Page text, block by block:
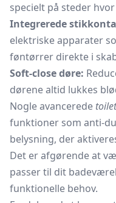
specielt på steder
Integrerede
elektriske apparater
føntørrer direkte i
Soft-close døre:
dørene altid lukkes
Nogle avancerede
funktioner som anti-
belysning, der
Det er afgørende at
passer til dit
funktionelle behov.